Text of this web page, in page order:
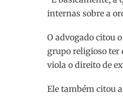
internas sobre a
O advogado citou
grupo religioso ter
viola o direito de
Ele também citou